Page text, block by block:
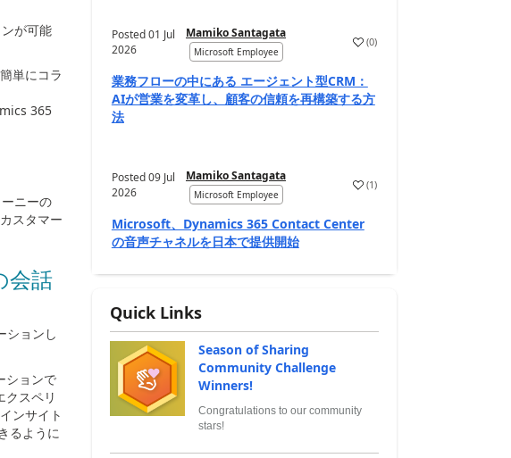
が可能
単にコラ
365
ニーの
スタマー
会話
ションし
ションで
クスペリ
ンサイト
るように
Posted01 Jul
2026
Mamiko Santagata
Microsoft Employee
(0)
業務フローの中にある エージェント型CRM：
AIが営業を変革し、顧客の信頼を再構築する方
法
Posted09 Jul
2026
Mamiko Santagata
Microsoft Employee
(1)
Microsoft、Dynamics 365 Contact Center
の音声チャネルを日本で提供開始
Quick Links
Season of Sharing
Community Challenge
Winners!
Congratulations to our community
stars!